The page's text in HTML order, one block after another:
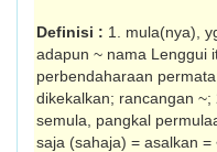
Definisi : 1. mula(nya),
adapun ~ nama Lenggui
perbendaharaan
dikekalkan; rancang­an
semula, pangkal
saja (sahaja) = asalkan